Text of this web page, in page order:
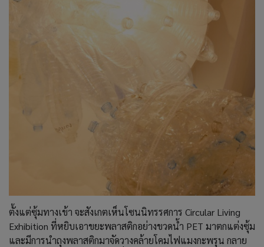
ตั้งแต่ซุ้มทางเข้า จะสังเกตเห็นโซนนิทรรศการ Circular Living
Exhibition ที่หยิบเอาขยะพลาสติกอย่างขวดน้ำ PET มาตกแต่งซุ้ม
และมีการนำถุงพลาสติกมาจัดวางคล้ายโคมไฟแมงกะพรุน กลาย